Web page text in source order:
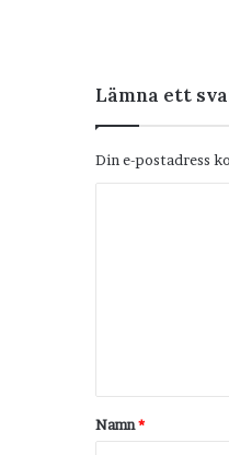
Lämna ett
Din e-postadress
t
a
Namn*